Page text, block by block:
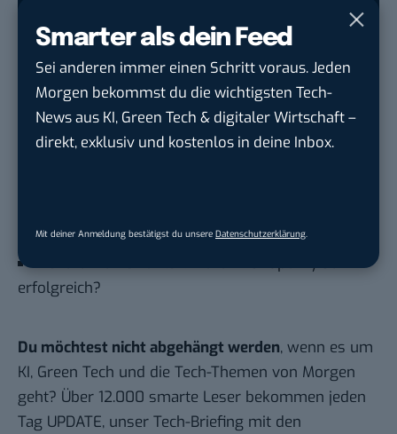
Smarter als dein Feed
Sei anderen immer einen Schritt voraus. Jeden
Morgen bekommst du die wichtigsten Tech-
News aus KI, Green Tech & digitaler Wirtschaft –
direkt, exklusiv und kostenlos in deine Inbox.
Mit deiner Anmeldung bestätigst du unsere Datenschutzerklärung.
Auch interessant:
Spotify for Podcasters: Spotify gibt endlich
Einblicke in die Hörerschaft
Spotify-Algorithmus beeinflussen: Spotify
des Sommers
Rekord-Nutzerzahlen: Warum ist Spotify so
erfolgreich?
Du möchtest nicht abgehängt werden, wenn es um
KI, Green Tech und die Tech-Themen von Morgen
geht? Über 12.000 smarte Leser bekommen jeden
Tag UPDATE, unser Tech-Briefing mit den